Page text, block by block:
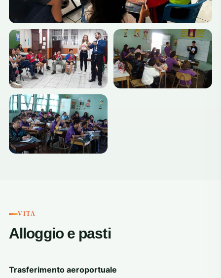
VITA
Alloggio e pasti
Trasferimento aeroportuale